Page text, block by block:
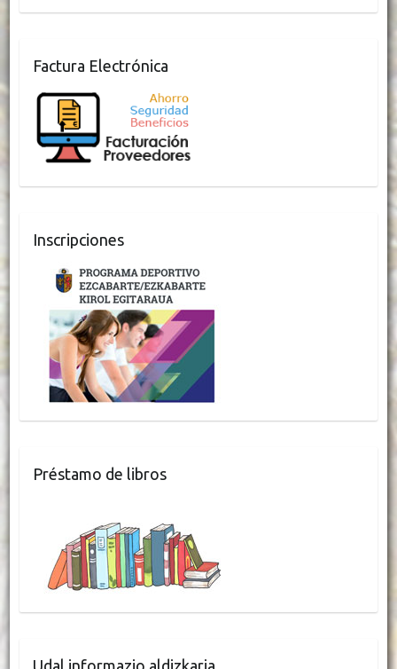
Factura Electrónica
Inscripciones
Préstamo de libros
Udal informazio aldizkaria